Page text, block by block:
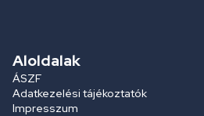
Aloldalak
ÁSZF
Adatkezelési tájékoztatók
Impresszum